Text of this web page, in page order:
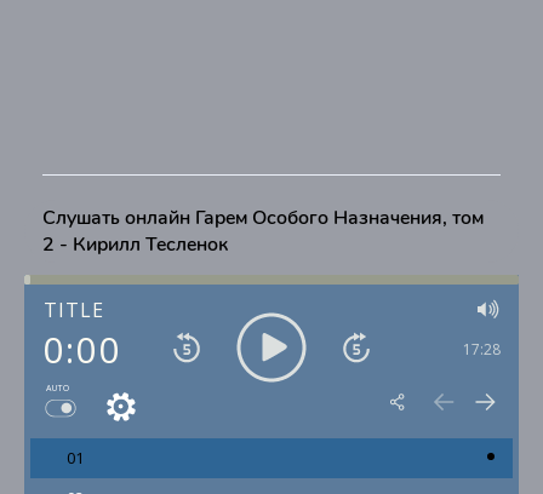
Слушать онлайн Гарем Особого Назначения, том
2 - Кирилл Тесленок
TITLE
0:00 17:28
AUTO
01